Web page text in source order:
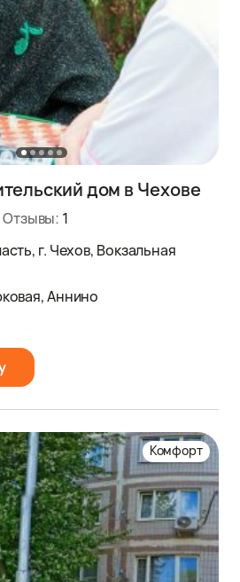
дом в Чехове
Отзывы: 1
г. Чехов, Вокзальная
Аннино
Комфорт